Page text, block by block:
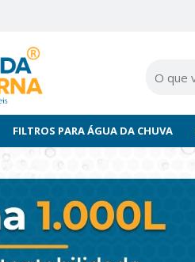
FILTROS PARA ÁGUA DA CHUVA